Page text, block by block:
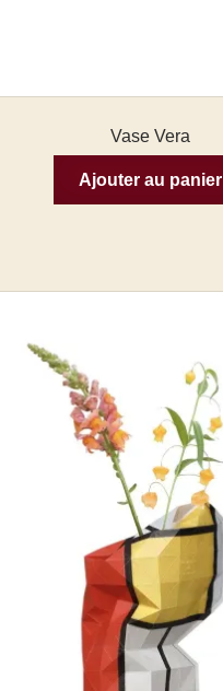
Vase Vera
Ajouter au panier